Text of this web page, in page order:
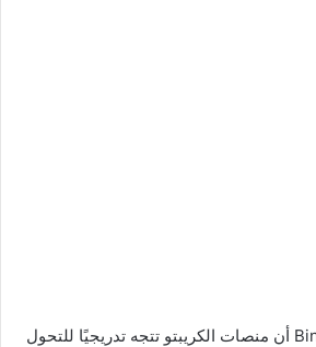
وترى Binance Research أن منصات الكريبتو تتجه تدريجيًا للتحول